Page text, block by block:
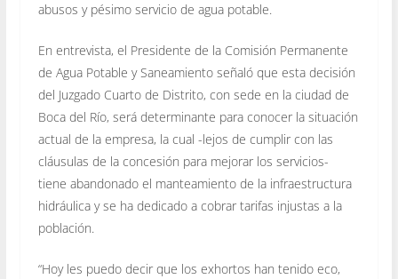
abusos y pésimo servicio de agua potable.
En entrevista, el Presidente de la Comisión Permanente
de Agua Potable y Saneamiento señaló que esta decisión
del Juzgado Cuarto de Distrito, con sede en la ciudad de
Boca del Río, será determinante para conocer la situación
actual de la empresa, la cual -lejos de cumplir con las
cláusulas de la concesión para mejorar los servicios-
tiene abandonado el manteamiento de la infraestructura
hidráulica y se ha dedicado a cobrar tarifas injustas a la
población.
“Hoy les puedo decir que los exhortos han tenido eco,